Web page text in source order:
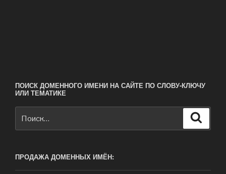
ПОИСК ДОМЕННОГО ИМЕНИ НА САЙТЕ ПО СЛОВУ-КЛЮЧУ
ИЛИ ТЕМАТИКЕ
ПРОДАЖА ДОМЕННЫХ ИМЁН: